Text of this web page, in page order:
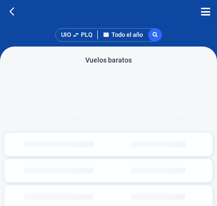
UIO PLQ Todo el año
Vuelos baratos